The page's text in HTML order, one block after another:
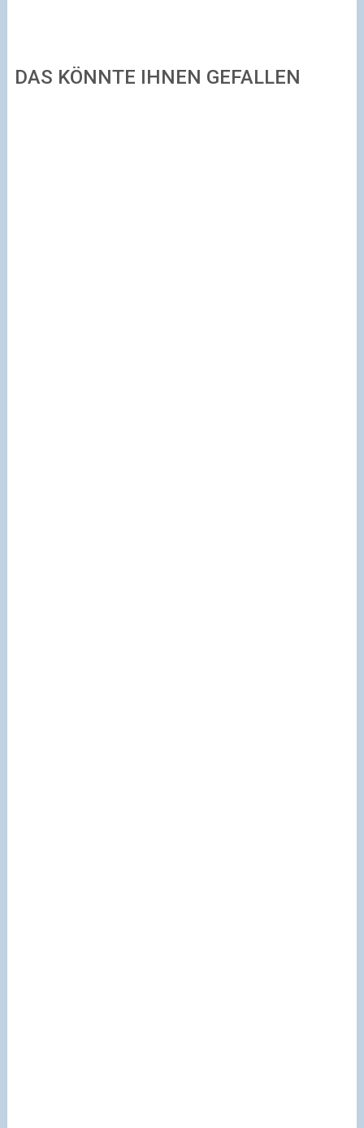
DAS KÖNNTE IHNEN GEFALLEN